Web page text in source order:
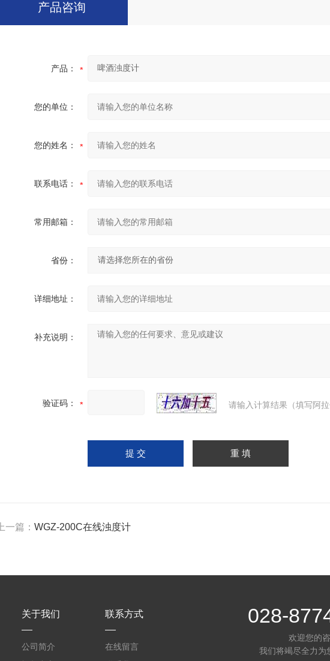
产品咨询
产品：
您的单位：
您的姓名：
联系电话：
常用邮箱：
省份：
详细地址：
补充说明：
验证码： 请输入计算结果（填写阿
上一篇： WGZ-200C在线浊度计
关于我们
公司简介
联系方式
在线留言
028-
欢迎您的
我们将竭尽全力为